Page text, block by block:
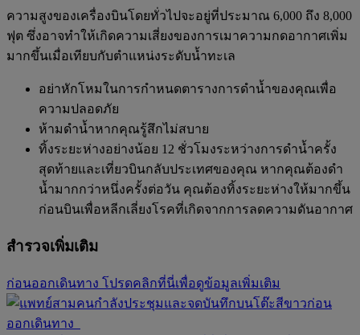
ความสูงของเครื่องบินโดยทั่วไปจะอยู่ที่ประมาณ 6,000 ถึง 8,000
ฟุต ซึ่งอาจทำให้เกิดความเสี่ยงของการเมาความกดอากาศเพิ่ม
มากขึ้นเมื่อเทียบกับตำแหน่งระดับน้ำทะเล
อย่าหักโหมในการกำหนดตารางการดำน้ำของคุณเพื่อ
ความปลอดภัย
ห้ามดำน้ำหากคุณรู้สึกไม่สบาย
ทิ้งระยะห่างอย่างน้อย 12 ชั่วโมงระหว่างการดำน้ำครั้ง
สุดท้ายและเที่ยวบินกลับประเทศของคุณ หากคุณต้องดำ
น้ำมากกว่าหนึ่งครั้งต่อวัน คุณต้องทิ้งระยะห่างให้มากขึ้น
ก่อนบินเพื่อหลีกเลี่ยงโรคที่เกิดจากการลดความดันอากาศ
สำรวจเพิ่มเติม
ก่อนออกเดินทาง โปรดคลิกที่นี่เพื่อดูข้อมูลเพิ่มเติม
ก่อน
ออกเดินทาง